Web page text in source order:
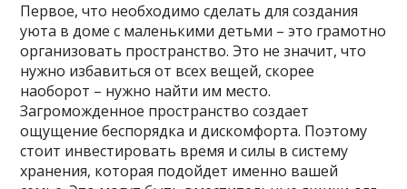
Первое, что необходимо сделать для создания
уюта в доме с маленькими детьми – это грамотно
организовать пространство. Это не значит, что
нужно избавиться от всех вещей, скорее
наоборот – нужно найти им место.
Загроможденное пространство создает
ощущение беспорядка и дискомфорта. Поэтому
стоит инвестировать время и силы в систему
хранения, которая подойдет именно вашей